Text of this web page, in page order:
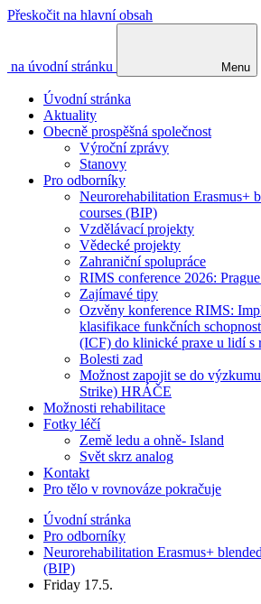
Přeskočit na hlavní obsah
na úvodní stránku Menu
Úvodní stránka
Aktuality
Obecně prospěšná společnost
Výroční zprávy
Stanovy
Pro odborníky
Neurorehabilitation Erasmus+
courses (BIP)
Vzdělávací projekty
Vědecké projekty
Zahraniční spolupráce
RIMS conference 2026:
Zajímavé tipy
Ozvěny konference RIMS:
klasifikace funkčních
(ICF) do klinické praxe u lidí s
Bolesti zad
Možnost zapojit se do
Strike) HRÁČE
Možnosti rehabilitace
Fotky léčí
Země ledu a ohně- Island
Svět skrz analog
Kontakt
Pro tělo v rovnováze pokračuje
Úvodní stránka
Pro odborníky
Neurorehabilitation Erasmus+
(BIP)
Friday 17.5.